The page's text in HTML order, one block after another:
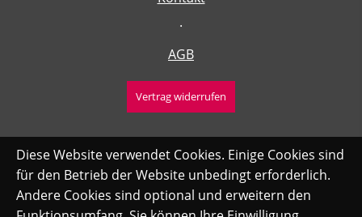
·
AGB
Vertrag widerrufen
Diese Website verwendet Cookies. Einige Cookies sind
für den Betrieb der Website unbedingt erforderlich.
Andere Cookies sind optional und erweitern den